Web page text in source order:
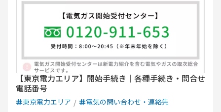
【東京電力エリア】開始手続き｜各種手続き・問合せ
電話番号
東京電力エリア 電気の問い合わせ・連絡先